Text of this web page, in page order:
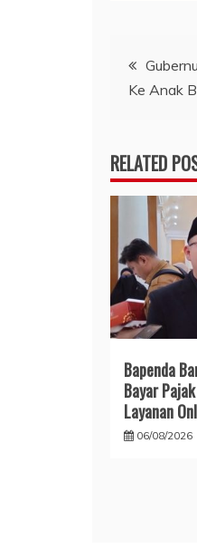
Navigasi
pos
Ke Anak
RELATED
Bapenda
Bayar
Layanan
06/08/2026